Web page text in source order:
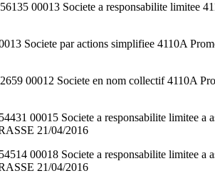
00013 Societe a responsabilite limitee
Societe par actions simplifiee 4110A
00012 Societe en nom collectif 4110A
00015 Societe a responsabilite limitee
21/04/2016
00018 Societe a responsabilite limitee
21/04/2016